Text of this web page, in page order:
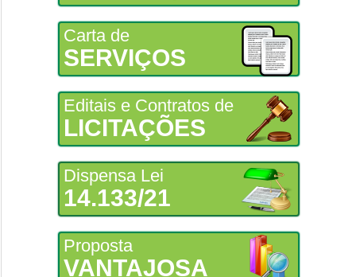
Carta de
SERVIÇOS
Editais e Contratos de
LICITAÇÕES
Dispensa Lei
14.133/21
Proposta
VANTAJOSA